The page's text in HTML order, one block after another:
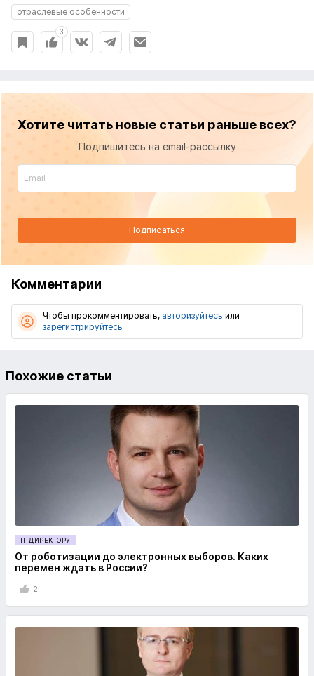
отраслевые особенности
3
Хотите читать новые статьи раньше всех?
Подпишитесь на email-рассылку
Подписаться
Комментарии
Чтобы прокомментировать, авторизуйтесь или
зарегистрируйтесь
Похожие статьи
IT-ДИРЕКТОРУ
От роботизации до электронных выборов. Каких
перемен ждать в России?
2